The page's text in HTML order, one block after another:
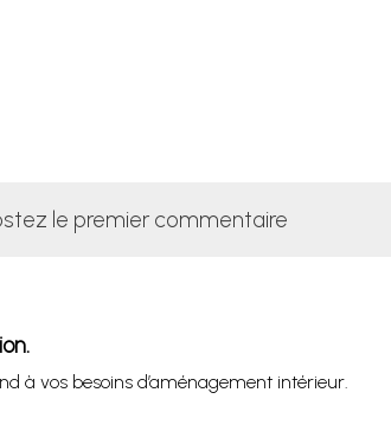
le premier commentaire
à vos besoins d’aménagement intérieur.